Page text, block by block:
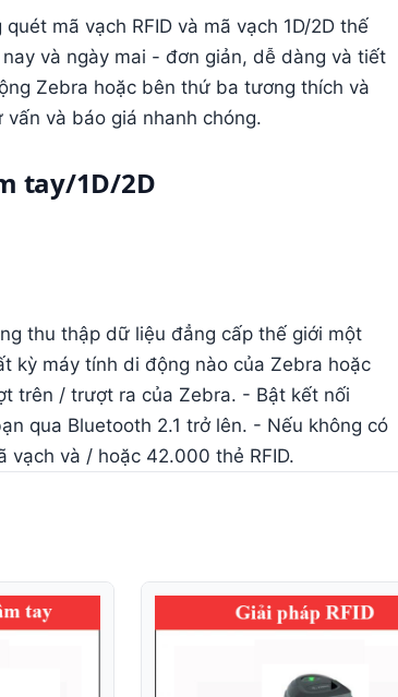
mã vạch RFID và mã vạch 1D/2D thế
và ngày mai - đơn giản, dễ dàng và tiết
Zebra hoặc bên thứ ba tương thích và
và báo giá nhanh chóng.
tay/1D/2D
thu thập dữ liệu đẳng cấp thế giới một
kỳ máy tính di động nào của Zebra hoặc
trên / trượt ra của Zebra. - Bật kết nối
qua Bluetooth 2.1 trở lên. - Nếu không có
và / hoặc 42.000 thẻ RFID.